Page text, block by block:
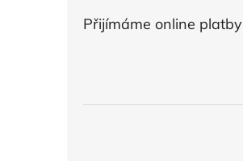
Přijímáme online platby